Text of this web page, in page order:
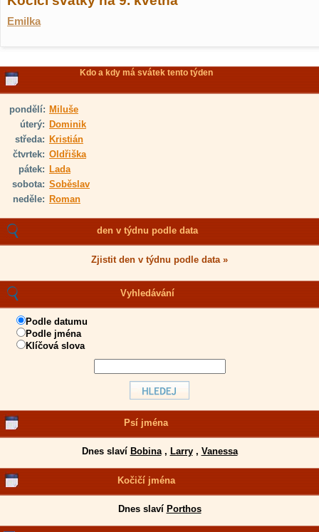
Emilka
Kdo a kdy má svátek tento týden
pondělí: Miluše
úterý: Dominik
středa: Kristián
čtvrtek: Oldřiška
pátek: Lada
sobota: Soběslav
neděle: Roman
den v týdnu podle data
Zjistit den v týdnu podle data »
Vyhledávání
Podle datumu
Podle jména
Klíčová slova
Psí jména
Dnes slaví Bobina, Larry, Vanessa
Kočičí jména
Dnes slaví Porthos